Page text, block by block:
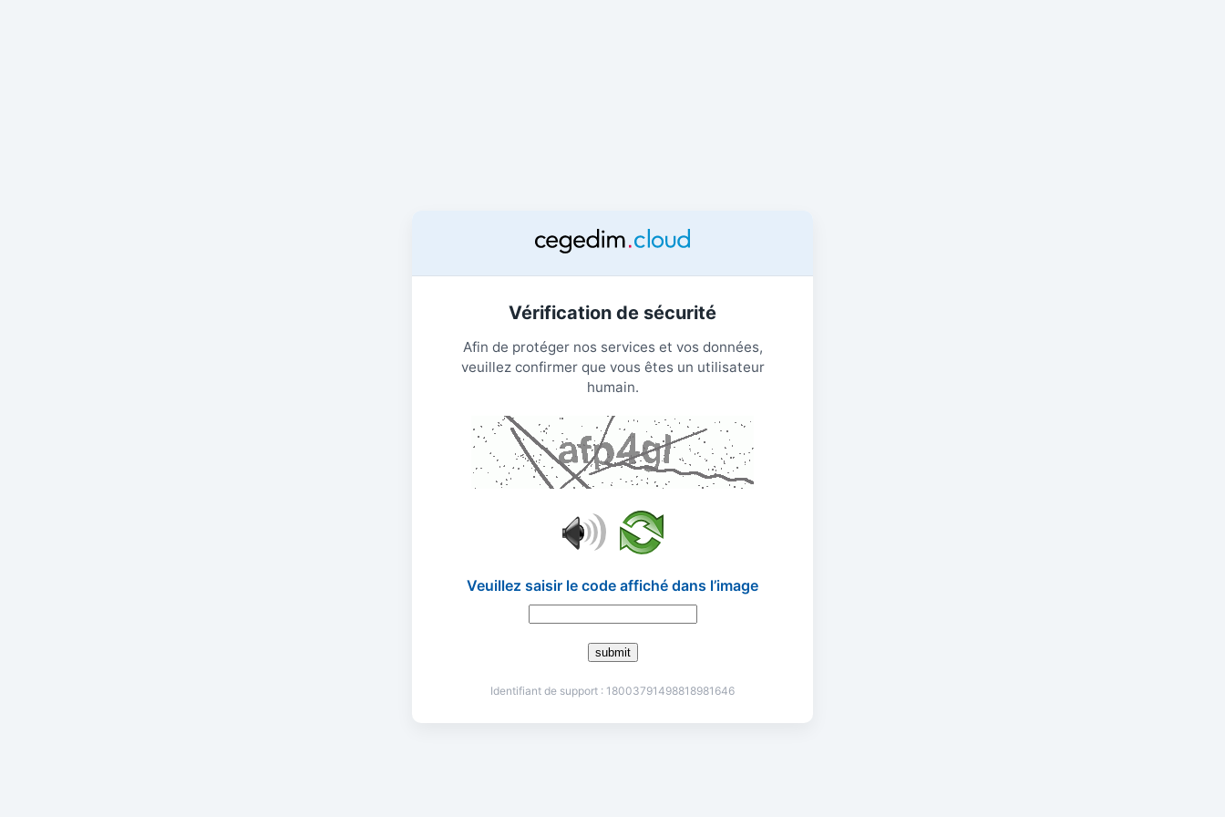
Vérification de sécurité
Afin de protéger nos services et vos données,
veuillez confirmer que vous êtes un utilisateur
humain.
Veuillez saisir le code affiché dans l’image
submit
Identifiant de support : 18003791498818981646